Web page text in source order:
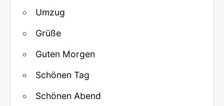
Umzug
Grüße
Guten Morgen
Schönen Tag
Schönen Abend